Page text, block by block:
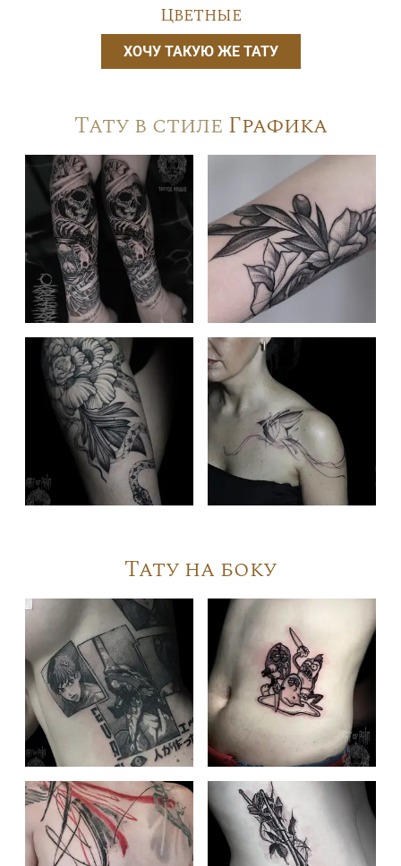
Цветные
ХОЧУ ТАКУЮ ЖЕ ТАТУ
Тату в стиле Графика
Тату на боку